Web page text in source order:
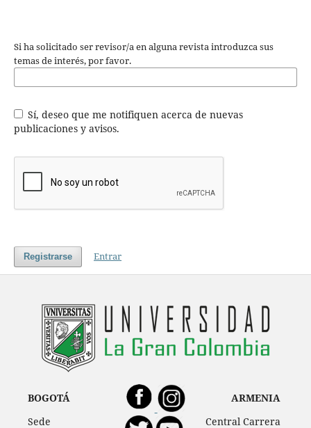
Si ha solicitado ser revisor/a en alguna revista introduzca sus
temas de interés, por favor.
Sí, deseo que me notifiquen acerca de nuevas
publicaciones y avisos.
Registrarse Entrar
BOGOTÁ
Sede
ARMENIA
Central Carrera